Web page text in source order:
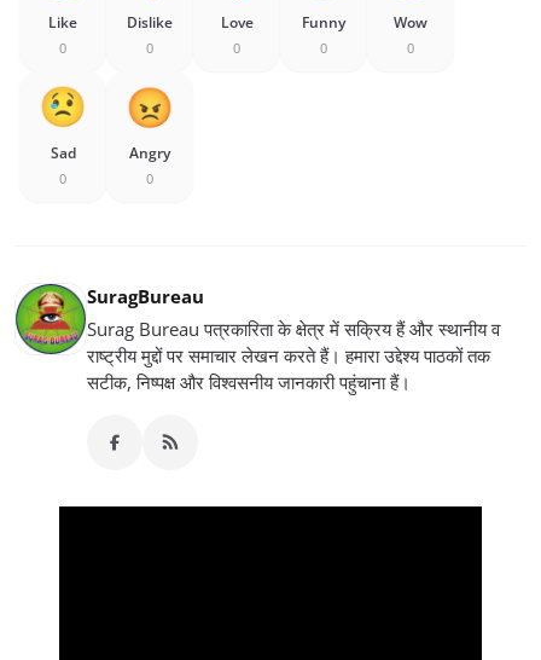
Like
0
Dislike
0
Love
0
Funny
0
Wow
0
Sad
0
Angry
0
SuragBureau
Surag Bureau पत्रकारिता के क्षेत्र में सक्रिय हैं और स्थानीय व
राष्ट्रीय मुद्दों पर समाचार लेखन करते हैं। हमारा उद्देश्य पाठकों तक
सटीक, निष्पक्ष और विश्वसनीय जानकारी पहुंचाना हैं।